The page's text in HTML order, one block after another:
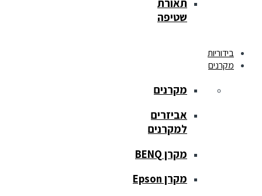
שטיפה
בידוריות
מקרנים
מקרנים
אביזרים
למקרנים
מקרן BENQ
מקרן Epson